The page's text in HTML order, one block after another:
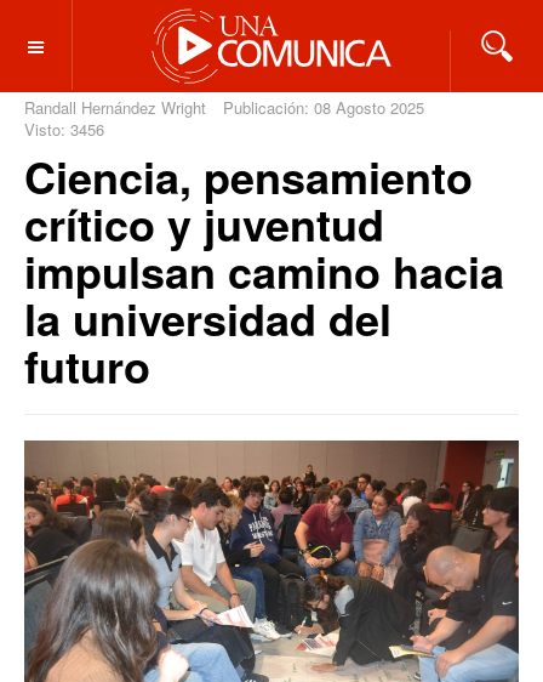
OFF CANVAS
Randall Hernández Wright
Publicación: 08 Agosto 2025
Visto: 3456
Ciencia, pensamiento
crítico y juventud
impulsan camino hacia
la universidad del
futuro